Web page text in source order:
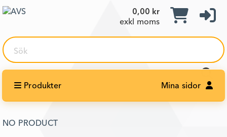
0,00 kr
exkl moms
Sök
Produkter Mina sidor
NO PRODUCT